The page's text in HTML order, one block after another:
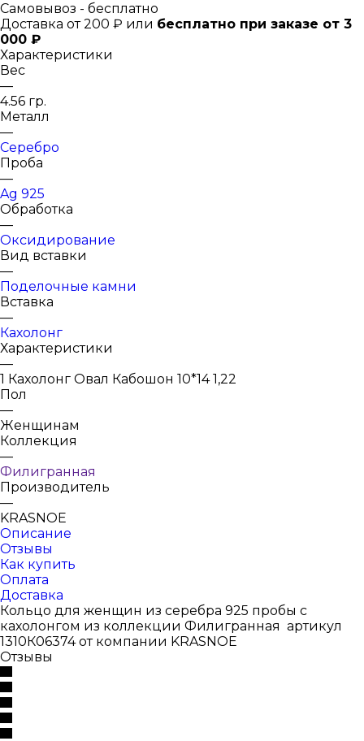
Самовывоз - бесплатно
Доставка от 200 ₽ или бесплатно при заказе от 3
000 ₽
Характеристики
Вес
—
4.56 гр.
Металл
—
Серебро
Проба
—
Ag 925
Обработка
—
Оксидирование
Вид вставки
—
Поделочные камни
Вставка
—
Кахолонг
Характеристики
—
1 Кахолонг Овал Кабошон 10*14 1,22
Пол
—
Женщинам
Коллекция
—
Филигранная
Производитель
—
KRASNOE
Описание
Отзывы
Как купить
Оплата
Доставка
Кольцо для женщин из серебра 925 пробы с
кахолонгом из коллекции Филигранная артикул
1310К06374 от компании KRASNOE
Отзывы